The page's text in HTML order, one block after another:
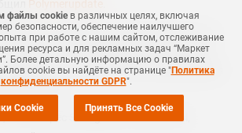
45 тыс. тонн ПВД в год была закрыта на
а линия по выпуску ПНД мощностью 260
закрыта 3 ноября. Дата возобновления
неизвестна.
, что Sinopec Shanghai Petrochemical,
файлы cookieв различных целях, включая
безопасности, обеспечение наилучшего
при работе с нашим сайтом, отслеживание
ресурса и для рекламных задач “Маркет
Более детальную информацию о правилах
cookie вы найдёте на странице "Политика
конфиденциальности GDPR".
Cookie Принять Все Cookie